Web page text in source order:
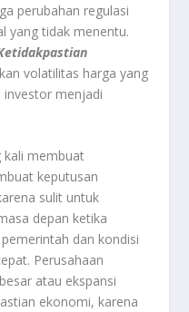
perubahan regulasi
yang tidak menentu.
volatilitas harga yang
investor menjadi
kali membuat
keputusan
sulit untuk
depan ketika
dan kondisi
Perusahaan
atau ekspansi
ekonomi, karena